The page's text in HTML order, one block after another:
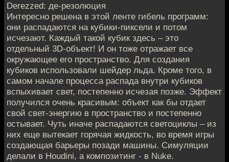
Derezzed: де-резолюция
Интересно решена в этой ленте гибель программ:
они распадаются на кубики-пиксели и потом
исчезают. Каждый такой кубик здесь – это
отдельный 3D-объект! И он тоже отражает все
окружающее его пространство. Для создания
кубиков использовали шейдер льда. Кроме того, в
самом начале процесса распада внутри кубиков
вспыхивает свет, постепенно исчезая позже. Эффект
получился очень красивым: объект как бы отдает
свой свет-энергию в пространство и постепенно
остывает. Чуть иначе распадаются светоциклы – из
них еще вытекает горячая жидкость, во время игры
создающая барьеры позади машины. Симуляции
делали в Houdini, а композитинг - в Nuke.